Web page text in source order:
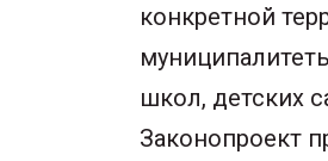
конкретной
школ, детских
Законопроект